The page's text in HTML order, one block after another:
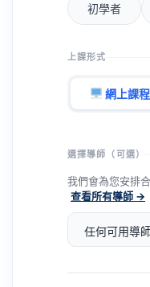
初學者
上課形式
網上課程
選擇導師（可選）
我們會為您安排
查看所有導師 →